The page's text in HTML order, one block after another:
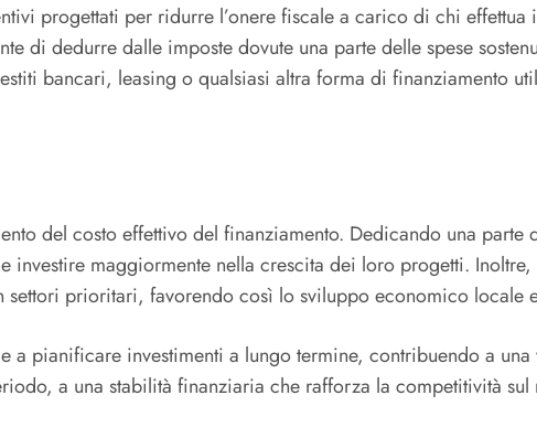
progettati per ridurre l’onere fiscale a carico di chi effettua
di dedurre dalle imposte dovute una parte delle spese
bancari, leasing o qualsiasi altra forma di finanziamento
del costo effettivo del finanziamento. Dedicando una
maggiormente nella crescita dei loro progetti.
settori prioritari, favorendo così lo sviluppo economico locale
a pianificare investimenti a lungo termine, contribuendo a
a una stabilità finanziaria che rafforza la competitività sul